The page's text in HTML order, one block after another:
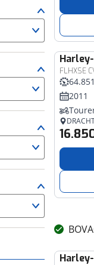
FLHXSE
2011